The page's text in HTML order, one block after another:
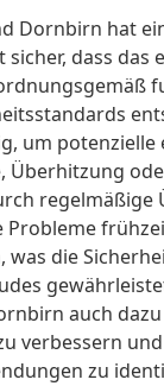
Dornbirn hat
dass das
um potenzielle
Überhitzung
regelmäßige
Probleme
was die
auch
verbessern
zu